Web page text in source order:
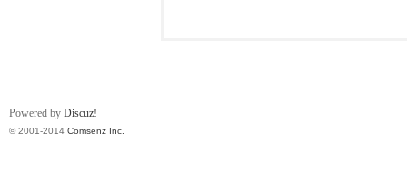
Powered by Discuz!
© 2001-2014 Comsenz Inc.